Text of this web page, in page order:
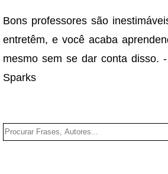
Bons professores são
entretêm, e você acaba
mesmo sem se dar conta disso.
Sparks